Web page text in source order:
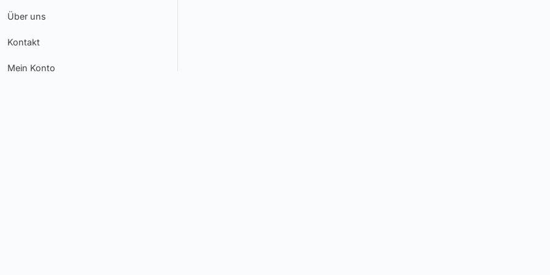
Über uns
Kontakt
Mein Konto